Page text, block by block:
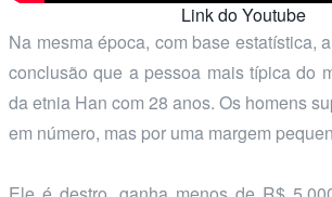
Link do Youtube
Na mesma época, com base estatística, a
conclusão que a pessoa mais típica do
da etnia Han com 28 anos. Os homens
em número, mas por uma margem